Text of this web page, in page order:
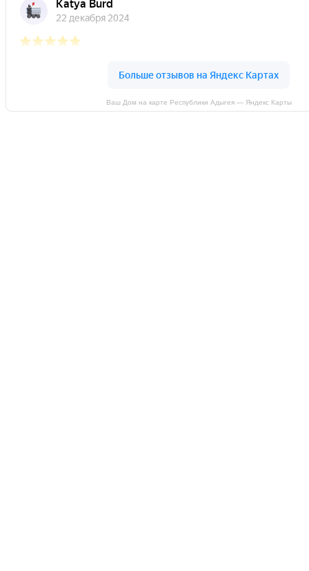
Ваш Дом на карте Республики Адыгея — Яндекс Карты